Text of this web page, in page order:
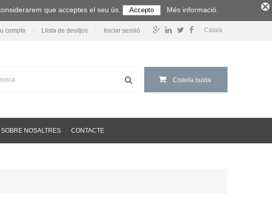
Català
compte Llista de desitjos Iniciar sessió
Cistella buida
SOBRE NOSALTRES CONTACTE
que acceptes el seu ús. Accepto Més informació.